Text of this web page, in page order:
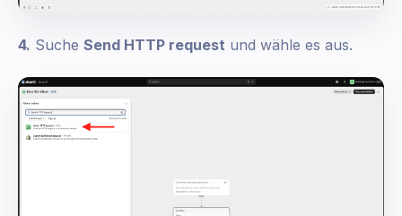
4. Suche Send HTTP request und wähle es aus.